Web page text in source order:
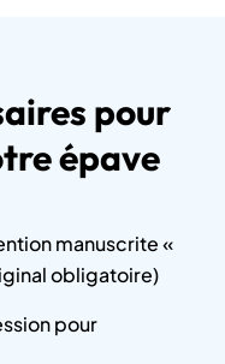
pour
épave
manuscrite «
obligatoire)
pour